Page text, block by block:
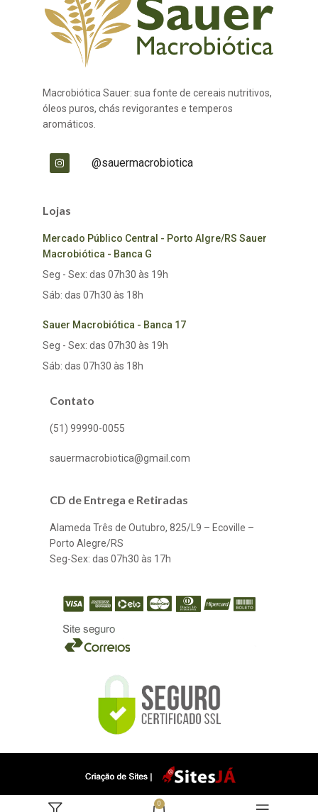
Macrobiótica Sauer: sua fonte de cereais nutritivos,
óleos puros, chás revigorantes e temperos
aromáticos.
@sauermacrobiotica
Lojas
Mercado Público Central - Porto Algre/RS Sauer
Macrobiótica - Banca G
Seg - Sex: das 07h30 às 19h
Sáb: das 07h30 às 18h
Sauer Macrobiótica - Banca 17
Seg - Sex: das 07h30 às 19h
Sáb: das 07h30 às 18h
Contato
(51) 99990-0055
sauermacrobiotica@gmail.com
CD de Entrega e Retiradas
Alameda Três de Outubro, 825/L9 – Ecoville –
Porto Alegre/RS
Seg-Sex: das 07h30 às 17h
0